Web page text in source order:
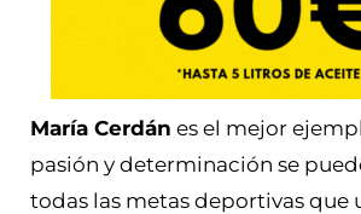
María Cerdán es el mejor
pasión y determinación se
todas las metas deportivas que